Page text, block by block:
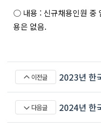
○ 내용 : 신규채용인원 중
용은 없음.
이전글 2023년 한
다음글 2024년 한